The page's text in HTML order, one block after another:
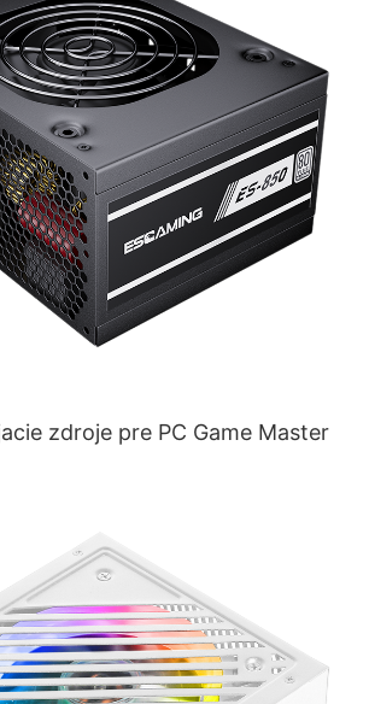
zdroje pre PC Game Master